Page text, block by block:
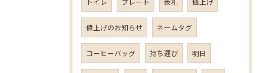
値上げのお知らせ ネームタグ
コーヒーバッグ 持ち運び 明日